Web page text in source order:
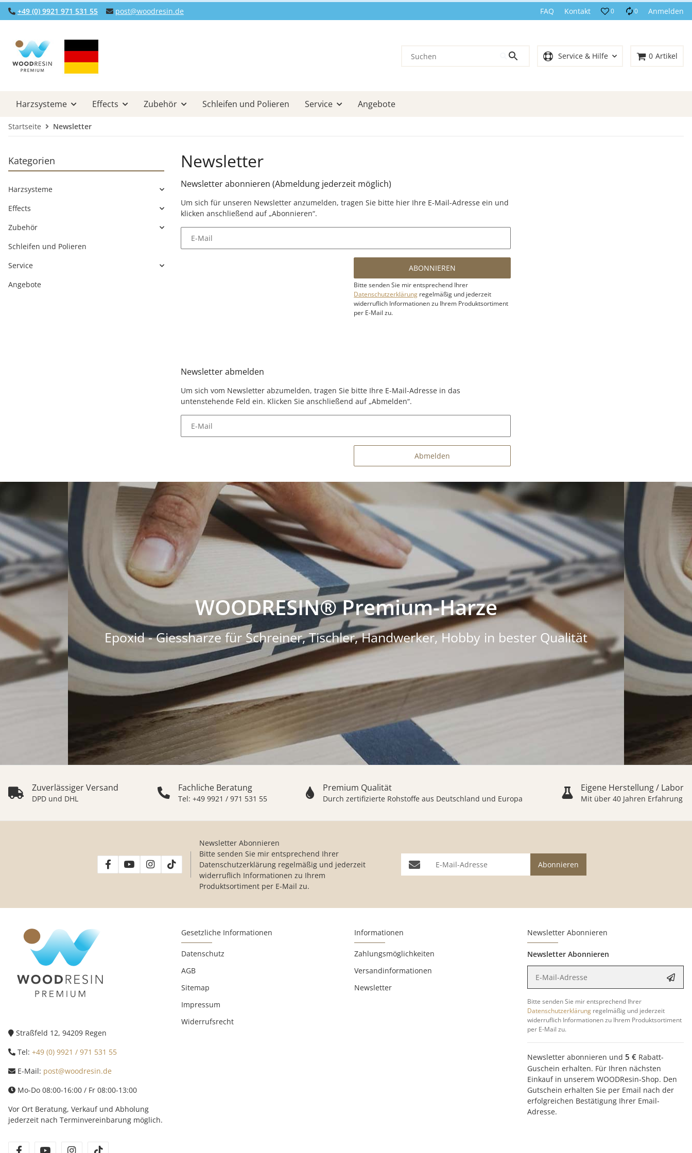
+49 (0) 9921 971 531 55 post@woodresin.de FAQ Kontakt 0 0 Anmelden
Service & Hilfe 0 Artikel
Harzsysteme Effects Zubehör Schleifen und Polieren Service Angebote
Startseite Newsletter
Newsletter
Newsletter abonnieren (Abmeldung jederzeit möglich)
Um sich für unseren Newsletter anzumelden, tragen Sie bitte hier Ihre E-Mail-Adresse ein und
klicken anschließend auf „Abonnieren“.
E-Mail
ABONNIEREN
Bitte senden Sie mir entsprechend Ihrer
Datenschutzerklärung regelmäßig und jederzeit
widerruflich Informationen zu Ihrem Produktsortiment
per E-Mail zu.
Newsletter abmelden
Um sich vom Newsletter abzumelden, tragen Sie bitte Ihre E-Mail-Adresse in das
untenstehende Feld ein. Klicken Sie anschließend auf „Abmelden“.
E-Mail
Abmelden
Kategorien
Harzsysteme
Effects
Zubehör
Schleifen und Polieren
Service
Angebote
WOODRESIN® Premium-Harze
Epoxid - Giessharze für Schreiner, Tischler, Handwerker, Hobby in bester Qualität
Zuverlässiger Versand
DPD und DHL
Fachliche Beratung
Tel: +49 9921 / 971 531 55
Premium Qualität
Durch zertifizierte Rohstoffe aus Deutschland und Europa
Eigene Herstellung / Labor
Mit über 40 Jahren Erfahrung
Newsletter Abonnieren
Bitte senden Sie mir entsprechend Ihrer
Datenschutzerklärung regelmäßig und jederzeit
widerruflich Informationen zu Ihrem
Produktsortiment per E-Mail zu.
E-Mail-Adresse Abonnieren
Straßfeld 12, 94209 Regen
Tel: +49 (0) 9921 / 971 531 55
E-Mail: post@woodresin.de
Mo-Do 08:00-16:00 / Fr 08:00-13:00
Vor Ort Beratung, Verkauf und Abholung
jederzeit nach Terminvereinbarung möglich.
Gesetzliche Informationen
Datenschutz
AGB
Sitemap
Impressum
Widerrufsrecht
Informationen
Zahlungsmöglichkeiten
Versandinformationen
Newsletter
Newsletter Abonnieren
Newsletter Abonnieren
Bitte senden Sie mir entsprechend Ihrer
Datenschutzerklärung regelmäßig und jederzeit
widerruflich Informationen zu Ihrem Produktsortiment
per E-Mail zu.
Newsletter abonnieren und 5 € Rabatt-
Guschein erhalten. Für Ihren nächsten
Einkauf in unserem WOODResin-Shop. Den
Gutschein erhalten Sie per Email nach der
erfolgreichen Bestätigung Ihrer Email-
Adresse.